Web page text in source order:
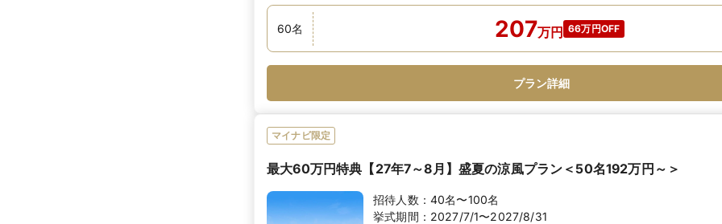
60名 207万円 66万円OFF
プラン詳細
マイナビ限定
最大60万円特典【27年7～8月】盛夏の涼風プラン＜50名192万円～＞
招待人数： 40名〜100名
挙式期間： 2027/7/1〜2027/8/31